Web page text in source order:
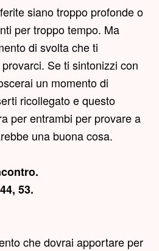
siano troppo profonde o
per troppo tempo. Ma
di svolta che ti
Se ti sintonizzi con
un momento di
ricollegato e questo
per entrambi per provare a
una buona cosa.
.
53.
che dovrai apportare per